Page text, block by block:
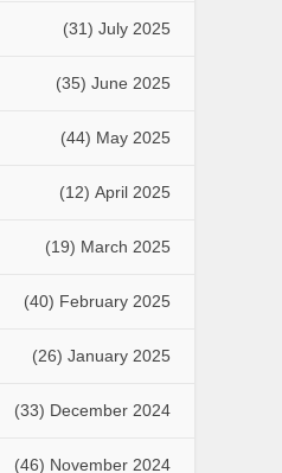
July 2025
(31)
June 2025
(35)
May 2025
(44)
April 2025
(12)
March 2025
(19)
February 2025
(40)
January 2025
(26)
December 2024
(33)
November 2024
(46)